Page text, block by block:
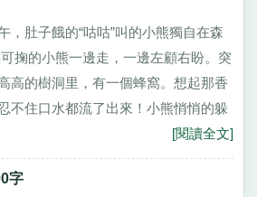
，肚子餓的“咕咕”叫的小熊獨自在森
掬的小熊一邊走，一邊左顧右盼。突
高的樹洞里，有一個蜂窩。想起那香
不住口水都流了出來！小熊悄悄的躲
[閱讀全文]
字